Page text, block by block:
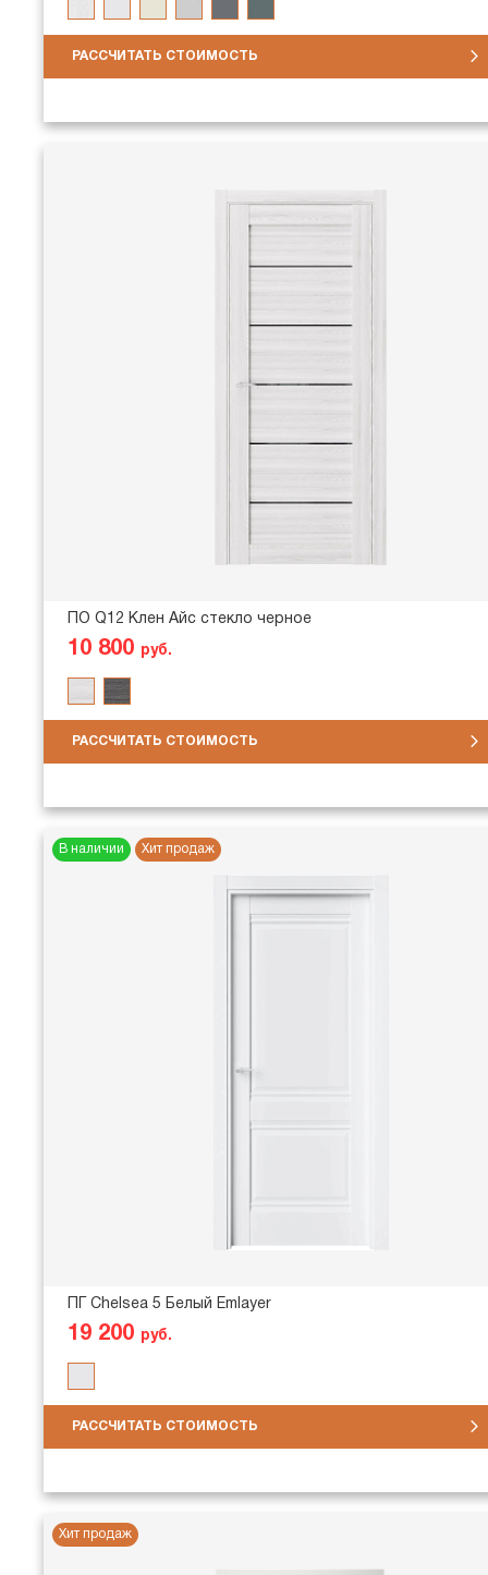
РАССЧИТАТЬ СТОИМОСТЬ
ПО Q12 Клен Айс стекло черное
10 800 руб.
РАССЧИТАТЬ СТОИМОСТЬ
В наличии Хит продаж
ПГ Chelsea 5 Белый Emlayer
19 200 руб.
РАССЧИТАТЬ СТОИМОСТЬ
Хит продаж